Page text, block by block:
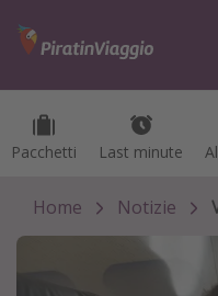
Pacchetti Last minute
Pacchetti Last minute
Categorie
Voli
Hotel
Home Notizie